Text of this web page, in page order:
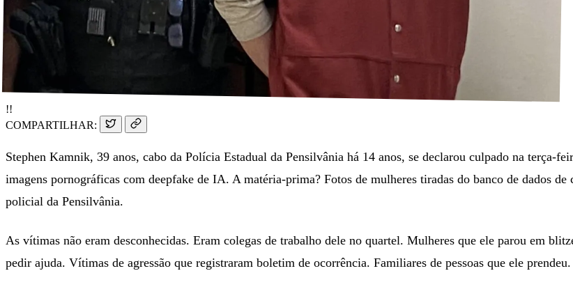
!!
COMPARTILHAR:
Stephen Kamnik, 39 anos, cabo da Polícia Estadual da Pensilvânia há 14 anos, se declarou culpado na terça-
imagens pornográficas com deepfake de IA. A matéria-prima? Fotos de mulheres tiradas do banco de dados
policial da Pensilvânia.
As vítimas não eram desconhecidas. Eram colegas de trabalho dele no quartel. Mulheres que ele parou em
pedir ajuda. Vítimas de agressão que registraram boletim de ocorrência. Familiares de pessoas que ele